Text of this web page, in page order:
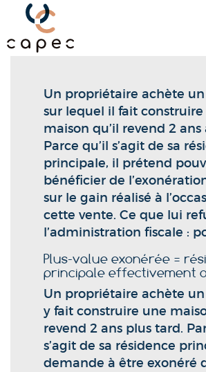
Panneau de gestion des cookies
Un propriétaire achète
sur lequel il fait construire
maison qu’il revend 2 ans
Parce qu’il s’agit de sa
principale, il prétend
bénéficier de
sur le gain réalisé à
cette vente. Ce que lui
l’administration fiscale :
Plus-value exonérée =
principale effectivement
Un propriétaire achète
y fait construire une
revend 2 ans plus tard.
s’agit de sa résidence
demande à être exonéré